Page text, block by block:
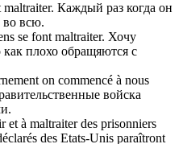
maltraiter. Каждый раз когда он
во всю.
se font maltraiter. Хочу
как плохо обращяются с
on commencé à nous
войска
et à maltraiterdes prisonniers
des Etats-Unis paraîtront